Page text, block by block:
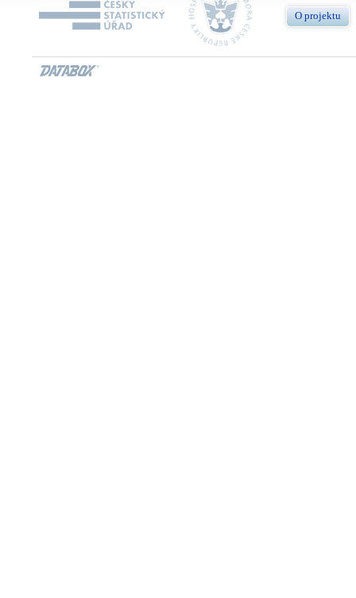
O projektu